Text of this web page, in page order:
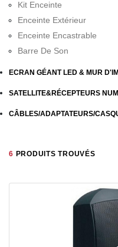
Kit Enceinte
Enceinte Extérieur
Enceinte Encastrable
Barre De Son
ECRAN GÉANT LED & MUR
SATELLITE&RÉCEPTEURS
CÂBLES/ADAPTATEURS/
6 PRODUITS TROUVÉS